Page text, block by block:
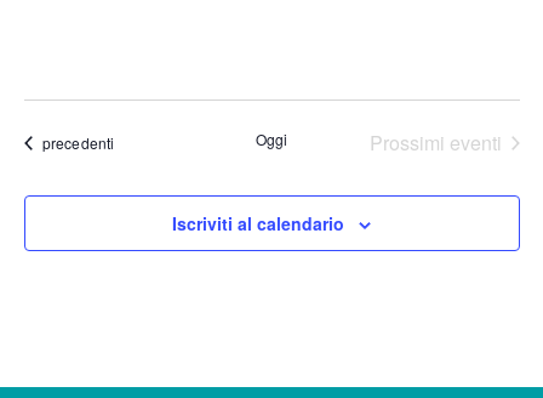
Eventi
precedenti Oggi Prossimi eventi
Iscriviti al calendario